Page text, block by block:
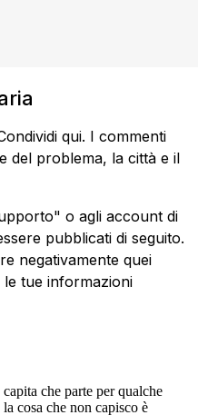
qui. I commenti
del problema, la città e il
o agli account di
pubblicati di seguito.
negativamente quei
le tue informazioni